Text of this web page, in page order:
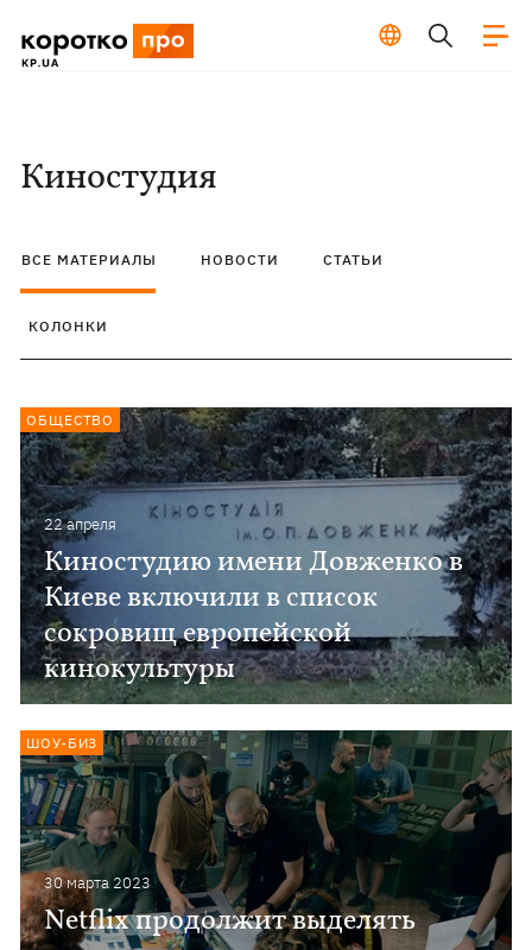
Киностудия
ВСЕ МАТЕРИАЛЫ НОВОСТИ СТАТЬИ
КОЛОНКИ
22 апреля
Киностудию имени Довженко в
Киеве включили в список
сокровищ европейской
кинокультуры
ОБЩЕСТВО
30 марта 2023
Netflix продолжит выделять
ШОУ-БИЗ